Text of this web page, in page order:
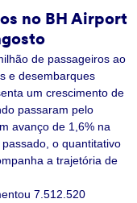
no BH Airport
de passageiros ao
e desembarques
um crescimento de
passaram pelo
avanço de 1,6% na
o quantitativo
a trajetória de
7.512.520